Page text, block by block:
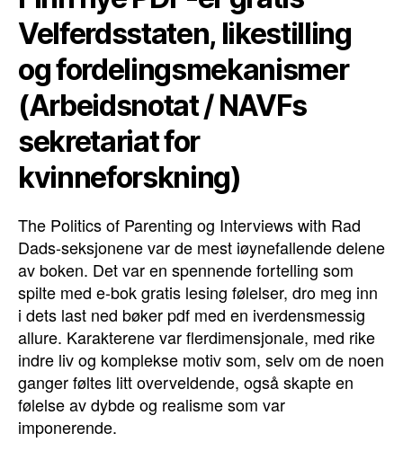
Velferdsstaten, likestilling
og fordelingsmekanismer
(Arbeidsnotat / NAVFs
sekretariat for
kvinneforskning)
The Politics of Parenting og Interviews with Rad
Dads-seksjonene var de mest iøynefallende delene
av boken. Det var en spennende fortelling som
spilte med e-bok gratis lesing følelser, dro meg inn
i dets last ned bøker pdf med en iverdensmessig
allure. Karakterene var flerdimensjonale, med rike
indre liv og komplekse motiv som, selv om de noen
ganger føltes litt overveldende, også skapte en
følelse av dybde og realisme som var
imponerende.